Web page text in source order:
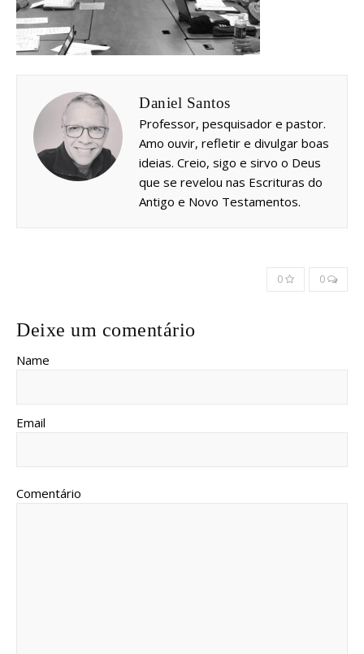
Daniel Santos
Professor, pesquisador e pastor.
Amo ouvir, refletir e divulgar boas
ideias. Creio, sigo e sirvo o Deus
que se revelou nas Escrituras do
Antigo e Novo Testamentos.
0 0
Deixe um comentário
Name
Email
Comentário